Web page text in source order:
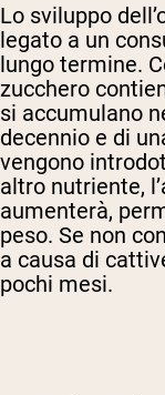
Lo sviluppo
legato a un
lungo termine.
zucchero
si accumulano
decennio e di
vengono
altro nutriente,
aumenterà,
peso. Se non
a causa di
pochi mesi.